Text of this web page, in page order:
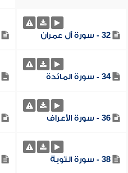
32 - سورة آل عمران
34 - سورة المائدة
36 - سورة الأعراف
38 - سورة التوبة